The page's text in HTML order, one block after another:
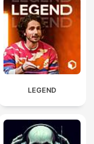
LEGEND